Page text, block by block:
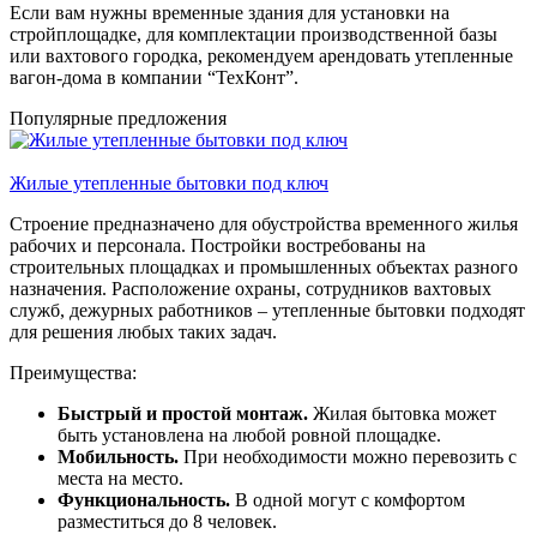
Если вам нужны временные здания для установки на
стройплощадке, для комплектации производственной базы
или вахтового городка, рекомендуем арендовать утепленные
вагон-дома в компании “ТехКонт”.
Популярные предложения
Жилые утепленные бытовки под ключ
Строение предназначено для обустройства временного жилья
рабочих и персонала. Постройки востребованы на
строительных площадках и промышленных объектах разного
назначения. Расположение охраны, сотрудников вахтовых
служб, дежурных работников – утепленные бытовки подходят
для решения любых таких задач.
Преимущества:
Быстрый и простой монтаж. Жилая бытовка может
быть установлена на любой ровной площадке.
Мобильность. При необходимости можно перевозить с
места на место.
Функциональность. В одной могут с комфортом
разместиться до 8 человек.